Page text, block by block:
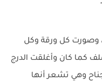
وصورت كل ورقة وكل
كما كان وأغلقت الدرج
وهي تشعر أنها